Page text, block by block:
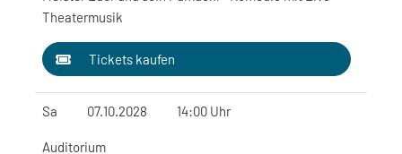
Theatermusik
Tickets kaufen
Sa 07.10.2028 14:00 Uhr
Auditorium